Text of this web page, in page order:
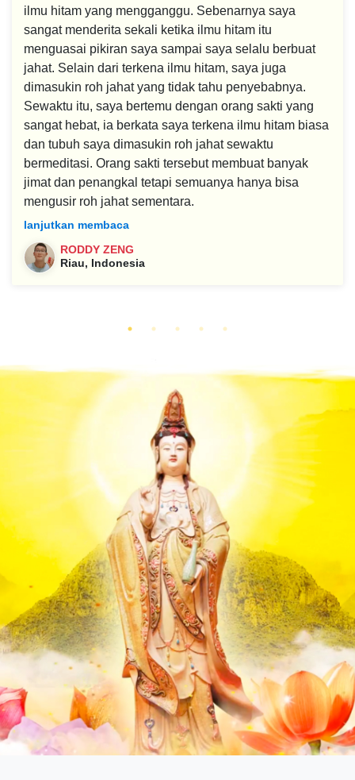
ilmu hitam yang mengganggu. Sebenarnya saya
sangat menderita sekali ketika ilmu hitam itu
menguasai pikiran saya sampai saya selalu berbuat
jahat. Selain dari terkena ilmu hitam, saya juga
dimasukin roh jahat yang tidak tahu penyebabnya.
Sewaktu itu, saya bertemu dengan orang sakti yang
sangat hebat, ia berkata saya terkena ilmu hitam biasa
dan tubuh saya dimasukin roh jahat sewaktu
bermeditasi. Orang sakti tersebut membuat banyak
jimat dan penangkal tetapi semuanya hanya bisa
mengusir roh jahat sementara.
lanjutkan membaca
RODDY ZENG
Riau, Indonesia